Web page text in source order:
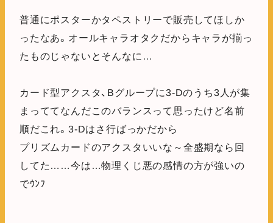
普通にポスターかタペストリーで販売してほしか
ったなあ。オールキャラオタクだからキャラが揃っ
たものじゃないとそんなに…
カード型アクスタ、Bグループに3-Dのうち3人が集
まっててなんだこのバランスって思ったけど名前
順だこれ。3-Dはさ行ばっかだから
プリズムカードのアクスタいいな～全盛期なら回
してた……今は…物理くじ悪の感情の方が強いの
でｳﾝﾌ